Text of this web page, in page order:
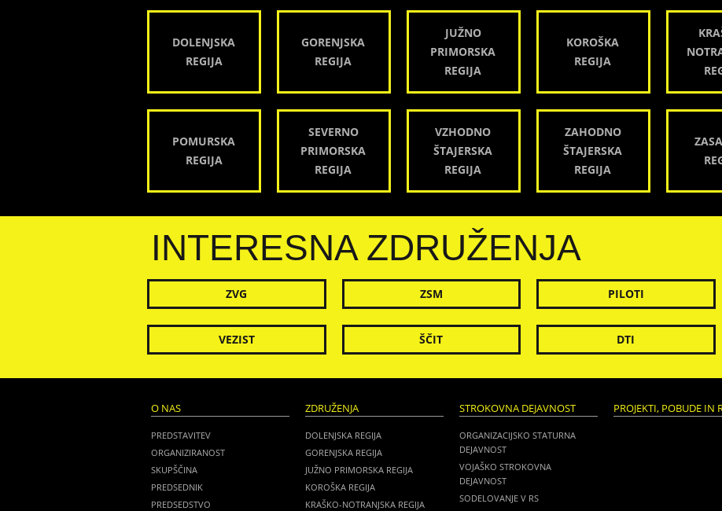
DOLENJSKA
REGIJA
GORENJSKA
REGIJA
JUŽNO
PRIMORSKA
REGIJA
KOROŠKA
REGIJA
POMURSKA
REGIJA
SEVERNO
PRIMORSKA
REGIJA
VZHODNO
ŠTAJERSKA
REGIJA
ZAHODNO
ŠTAJERSKA
REGIJA
INTERESNA ZDRUŽENJA
ZVG ZSM PILOTI
VEZIST ŠČIT DTI
O NAS
PREDSTAVITEV
ORGANIZIRANOST
SKUPŠČINA
PREDSEDNIK
PREDSEDSTVO
ZDRUŽENJA
DOLENJSKA REGIJA
GORENJSKA REGIJA
JUŽNO PRIMORSKA REGIJA
KOROŠKA REGIJA
KRAŠKO-NOTRANJSKA REGIJA
STROKOVNA DEJAVNOST
ORGANIZACIJSKO STATURNA
DEJAVNOST
VOJAŠKO STROKOVNA
DEJAVNOST
SODELOVANJE V RS
PROJEKTI, POBUDE IN